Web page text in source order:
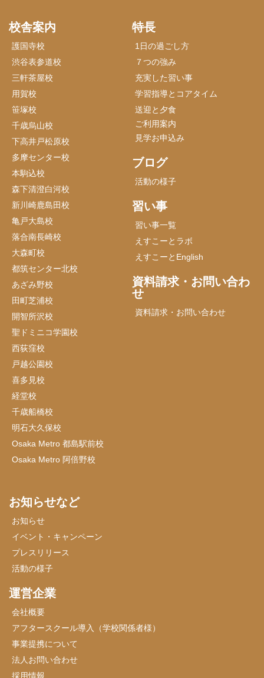
校舎案内
護国寺校
渋谷表参道校
三軒茶屋校
用賀校
笹塚校
千歳烏山校
下高井戸松原校
多摩センター校
本駒込校
森下清澄白河校
新川崎鹿島田校
亀戸大島校
落合南長崎校
大森町校
都筑センター北校
あざみ野校
田町芝浦校
開智所沢校
聖ドミニコ学園校
西荻窪校
戸越公園校
喜多見校
経堂校
千歳船橋校
明石大久保校
Osaka Metro 都島駅前校
Osaka Metro 阿倍野校
特長
1日の過ごし方
７つの強み
充実した習い事
学習指導とコアタイム
送迎と夕食
ご利用案内
見学お申込み
ブログ
活動の様子
習い事
習い事一覧
えすこーとラボ
えすこーとEnglish
資料請求・お問い合わ
せ
資料請求・お問い合わせ
お知らせなど
お知らせ
イベント・キャンペーン
プレスリリース
活動の様子
運営企業
会社概要
アフタースクール導入（学校関係者様）
事業提携について
法人お問い合わせ
採用情報